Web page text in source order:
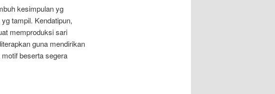
kesimpulan yg
tampil. Kendatipun,
memproduksi sari
guna mendirikan
beserta segera